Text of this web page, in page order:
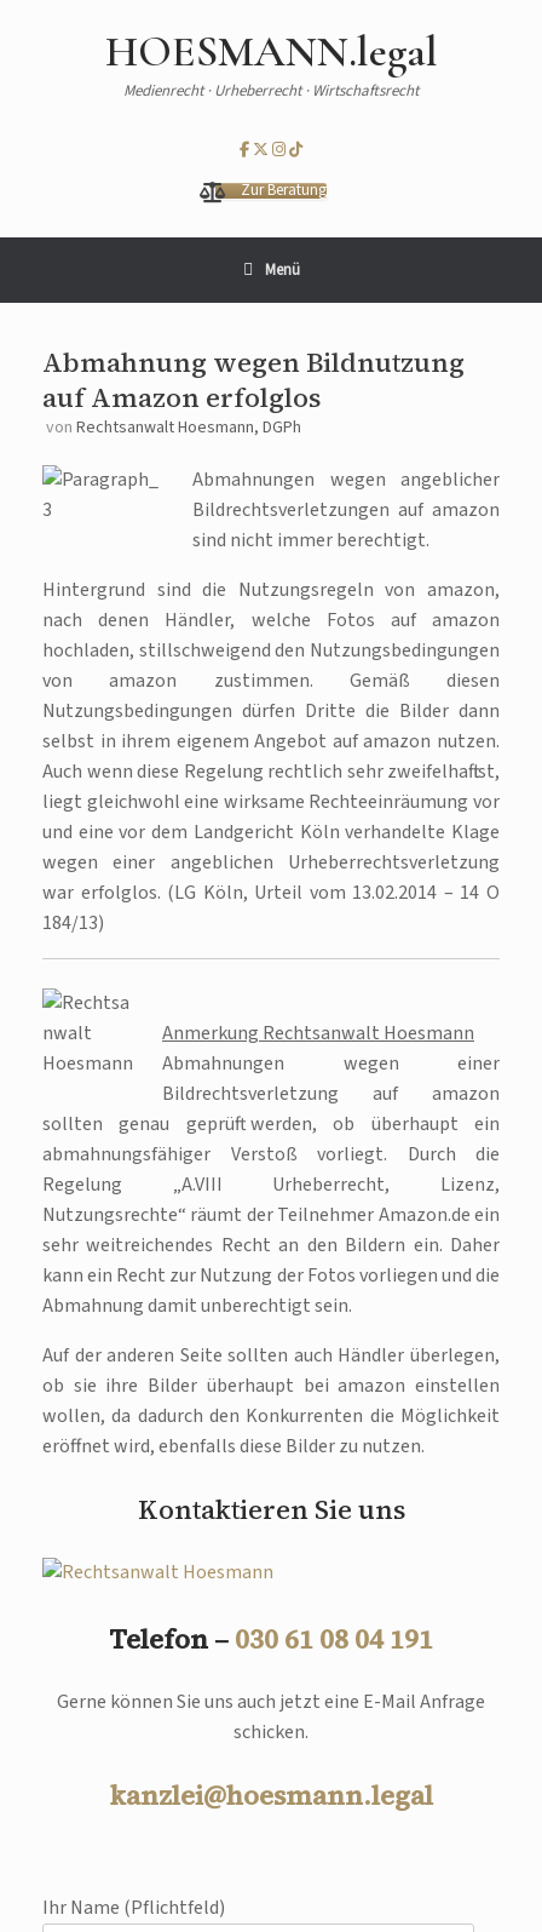
HOESMANN.legal
Medienrecht · Urheberrecht · Wirtschaftsrecht
Zur Beratung
Menü
Abmahnung wegen Bildnutzung
auf Amazon erfolglos
von Rechtsanwalt Hoesmann, DGPh
Abmahnungen wegen angeblicher
Bildrechtsverletzungen auf amazon
sind nicht immer berechtigt.
Hintergrund sind die Nutzungsregeln von amazon,
nach denen Händler, welche Fotos auf amazon
hochladen, stillschweigend den Nutzungsbedingungen
von amazon zustimmen. Gemäß diesen
Nutzungsbedingungen dürfen Dritte die Bilder dann
selbst in ihrem eigenem Angebot auf amazon nutzen.
Auch wenn diese Regelung rechtlich sehr zweifelhaft ist,
liegt gleichwohl eine wirksame Rechteeinräumung vor
und eine vor dem Landgericht Köln verhandelte Klage
wegen einer angeblichen Urheberrechtsverletzung
war erfolglos. (LG Köln, Urteil vom 13.02.2014 – 14 O
184/13)
Anmerkung Rechtsanwalt Hoesmann
Abmahnungen wegen einer
Bildrechtsverletzung auf amazon
sollten genau geprüft werden, ob überhaupt ein
abmahnungsfähiger Verstoß vorliegt. Durch die
Regelung „A.VIII Urheberrecht, Lizenz,
Nutzungsrechte“ räumt der Teilnehmer Amazon.de ein
sehr weitreichendes Recht an den Bildern ein. Daher
kann ein Recht zur Nutzung der Fotos vorliegen und die
Abmahnung damit unberechtigt sein.
Auf der anderen Seite sollten auch Händler überlegen,
ob sie ihre Bilder überhaupt bei amazon einstellen
wollen, da dadurch den Konkurrenten die Möglichkeit
eröffnet wird, ebenfalls diese Bilder zu nutzen.
Kontaktieren Sie uns
Telefon – 030 61 08 04 191
Gerne können Sie uns auch jetzt eine E-Mail Anfrage
schicken.
kanzlei@hoesmann.legal
Ihr Name (Pflichtfeld)